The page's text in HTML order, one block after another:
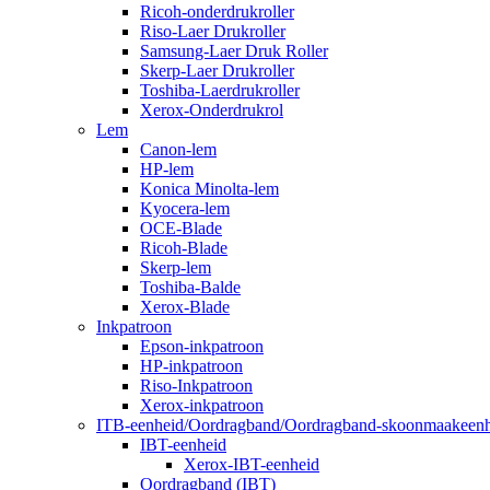
Ricoh-onderdrukroller
Riso-Laer Drukroller
Samsung-Laer Druk Roller
Skerp-Laer Drukroller
Toshiba-Laerdrukroller
Xerox-Onderdrukrol
Lem
Canon-lem
HP-lem
Konica Minolta-lem
Kyocera-lem
OCE-Blade
Ricoh-Blade
Skerp-lem
Toshiba-Balde
Xerox-Blade
Inkpatroon
Epson-inkpatroon
HP-inkpatroon
Riso-Inkpatroon
Xerox-inkpatroon
ITB-eenheid/Oordragband/Oordragband-
IBT-eenheid
Xerox-IBT-eenheid
Oordragband (IBT)